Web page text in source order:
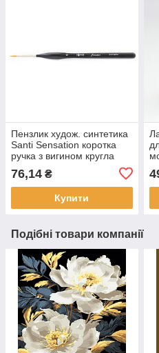
Пензлик худож. синтетика
Santi Sensation коротка
ручка з вигином кругла
76,14 ₴
Купити
Подібні товари компанії